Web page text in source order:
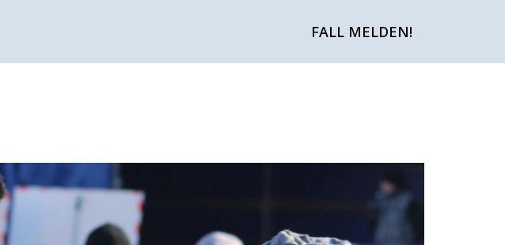
FALL MELDEN!